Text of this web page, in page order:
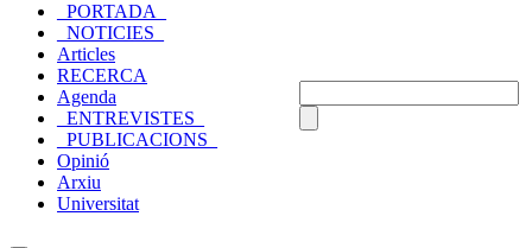
_PORTADA_
_NOTICIES_
Articles
RECERCA
Agenda
_ENTREVISTES_
_PUBLICACIONS_
Opinió
Arxiu
Universitat